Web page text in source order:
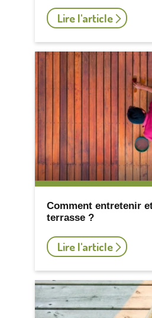
Lire l'article
Comment entretenir
terrasse ?
Lire l'article